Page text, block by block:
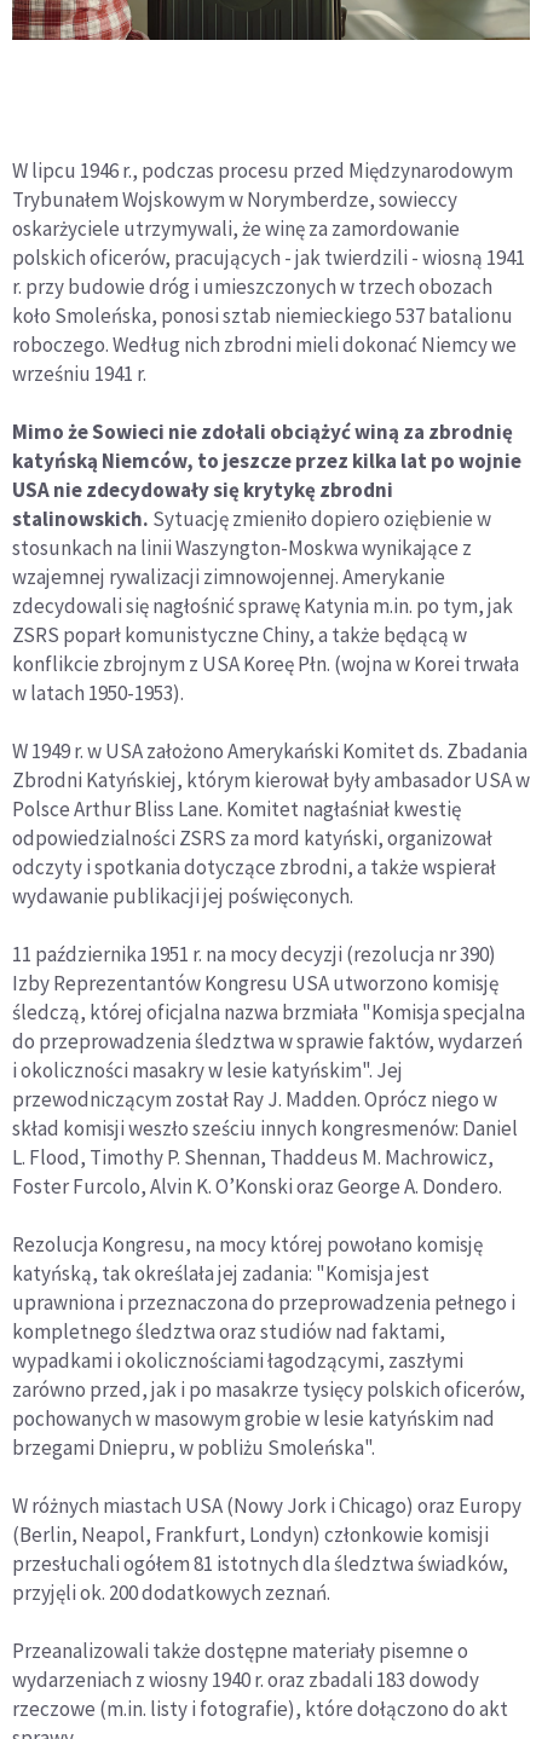
W lipcu 1946 r., podczas procesu przed Międzynarodowym
Trybunałem Wojskowym w Norymberdze, sowieccy
oskarżyciele utrzymywali, że winę za zamordowanie
polskich oficerów, pracujących - jak twierdzili - wiosną 1941
r. przy budowie dróg i umieszczonych w trzech obozach
koło Smoleńska, ponosi sztab niemieckiego 537 batalionu
roboczego. Według nich zbrodni mieli dokonać Niemcy we
wrześniu 1941 r.
Mimo że Sowieci nie zdołali obciążyć winą za zbrodnię
katyńską Niemców, to jeszcze przez kilka lat po wojnie
USA nie zdecydowały się krytykę zbrodni
stalinowskich. Sytuację zmieniło dopiero oziębienie w
stosunkach na linii Waszyngton-Moskwa wynikające z
wzajemnej rywalizacji zimnowojennej. Amerykanie
zdecydowali się nagłośnić sprawę Katynia m.in. po tym, jak
ZSRS poparł komunistyczne Chiny, a także będącą w
konflikcie zbrojnym z USA Koreę Płn. (wojna w Korei trwała
w latach 1950-1953).
W 1949 r. w USA założono Amerykański Komitet ds. Zbadania
Zbrodni Katyńskiej, którym kierował były ambasador USA w
Polsce Arthur Bliss Lane. Komitet nagłaśniał kwestię
odpowiedzialności ZSRS za mord katyński, organizował
odczyty i spotkania dotyczące zbrodni, a także wspierał
wydawanie publikacji jej poświęconych.
11 października 1951 r. na mocy decyzji (rezolucja nr 390)
Izby Reprezentantów Kongresu USA utworzono komisję
śledczą, której oficjalna nazwa brzmiała "Komisja specjalna
do przeprowadzenia śledztwa w sprawie faktów, wydarzeń
i okoliczności masakry w lesie katyńskim". Jej
przewodniczącym został Ray J. Madden. Oprócz niego w
skład komisji weszło sześciu innych kongresmenów: Daniel
L. Flood, Timothy P. Shennan, Thaddeus M. Machrowicz,
Foster Furcolo, Alvin K. O’Konski oraz George A. Dondero.
Rezolucja Kongresu, na mocy której powołano komisję
katyńską, tak określała jej zadania: "Komisja jest
uprawniona i przeznaczona do przeprowadzenia pełnego i
kompletnego śledztwa oraz studiów nad faktami,
wypadkami i okolicznościami łagodzącymi, zaszłymi
zarówno przed, jak i po masakrze tysięcy polskich oficerów,
pochowanych w masowym grobie w lesie katyńskim nad
brzegami Dniepru, w pobliżu Smoleńska".
W różnych miastach USA (Nowy Jork i Chicago) oraz Europy
(Berlin, Neapol, Frankfurt, Londyn) członkowie komisji
przesłuchali ogółem 81 istotnych dla śledztwa świadków,
przyjęli ok. 200 dodatkowych zeznań.
Przeanalizowali także dostępne materiały pisemne o
wydarzeniach z wiosny 1940 r. oraz zbadali 183 dowody
rzeczowe (m.in. listy i fotografie), które dołączono do akt